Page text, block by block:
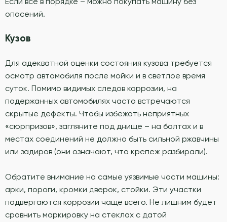
опасений.
Кузов
Для адекватной оценки состояния кузова требуется
осмотр автомобиля после мойки и в светлое время
суток. Помимо видимых следов коррозии, на
подержанных автомобилях часто встречаются
скрытые дефекты. Чтобы избежать неприятных
«сюрпризов», загляните под днище – на болтах и в
местах соединений не должно быть сильной ржавчины
или задиров (они означают, что крепеж разбирали).
Обратите внимание на самые уязвимые части машины:
арки, пороги, кромки дверок, стойки. Эти участки
подвергаются коррозии чаще всего. Не лишним будет
сравнить маркировку на стеклах с датой